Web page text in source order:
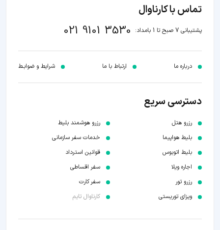
تماس با کارناوال
پشتیبانی 7 صبح تا 1 بامداد: 021 9101 3530
درباره ما ارتباط با ما شرایط و ضوابـط
دسترسی سریع
رزرو هتل
بلیط هواپیما
بلیط اتوبوس
اجاره ویلا
رزرو تور
ویزای توریستی
رزرو هوشمند بلیط
خدمات سفر سازمانی
قوانین استرداد
سفر اقساطی
سفر کارت
کارناوال تایم